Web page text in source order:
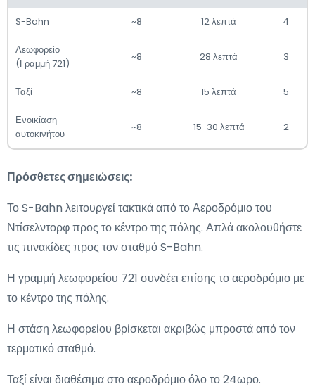
S-Bahn ~8 12 λεπτά 4
Λεωφορείο
(Γραμμή 721)
~8 28 λεπτά 3
Ταξί ~8 15 λεπτά 5
Ενοικίαση
αυτοκινήτου
~8 15-30 λεπτά 2
Πρόσθετες σημειώσεις:
Το S-Bahn λειτουργεί τακτικά από το Αεροδρόμιο του
Ντίσελντορφ προς το κέντρο της πόλης. Απλά ακολουθήστε
τις πινακίδες προς τον σταθμό S-Bahn.
Η γραμμή λεωφορείου 721 συνδέει επίσης το αεροδρόμιο με
το κέντρο της πόλης.
Η στάση λεωφορείου βρίσκεται ακριβώς μπροστά από τον
τερματικό σταθμό.
Ταξί είναι διαθέσιμα στο αεροδρόμιο όλο το 24ωρο.